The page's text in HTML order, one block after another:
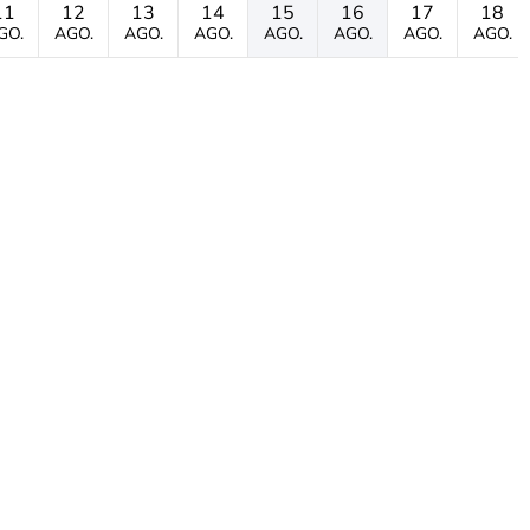
12
AGO.
13
AGO.
14
AGO.
15
AGO.
16
AGO.
17
AGO.
18
AGO.